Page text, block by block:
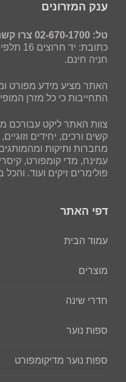
ענק המזרונים
טל: 02-670-1700 צרו קשר עוד היום!
כתובת: יד חרוצים 16 תלפיות, ירושלים.
חניה חינם.
האתר מציע מידע מפורט
התחייבות כי כל מזרן
צוות האתר ליקט עבורכם
קשים ורכים, יחידים
מחברות ותיקות
עמינח, מדי קומפורט,
פולימרים זיקים ועוד.
דפי האתר
עמוד הבית
מוצרים
חדרי שינה
ספות נוער
ספות נוער מדיקומפורט